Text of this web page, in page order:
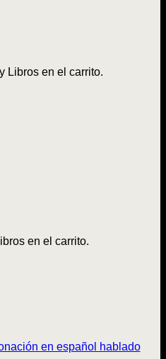
Libros en el carrito.
en el carrito.